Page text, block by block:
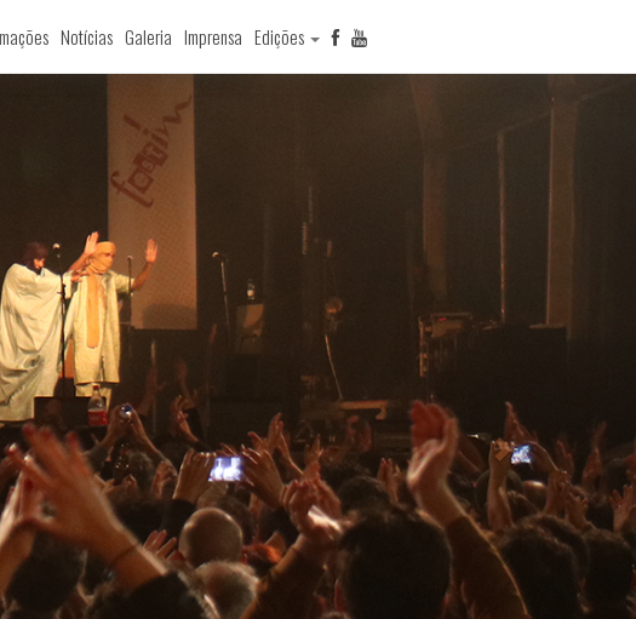
Notícias Galeria Imprensa Edições